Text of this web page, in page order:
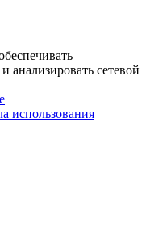
анализировать сетевой
использования